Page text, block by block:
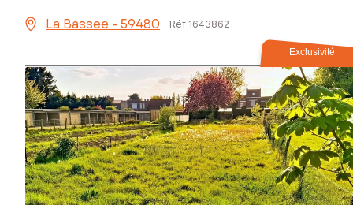
La Bassee - 59480 Réf 1643862
Exclusivité